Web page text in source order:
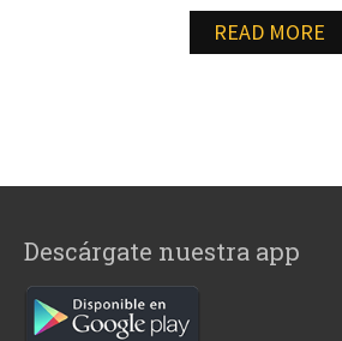
READ MORE
Descárgate nuestra app